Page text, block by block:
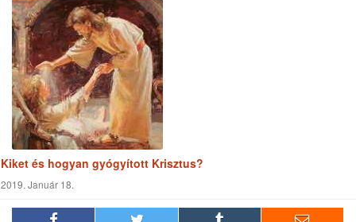
Kiket és hogyan gyógyított Krisztus?
2019. Január 18.